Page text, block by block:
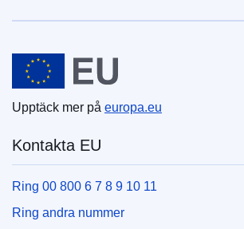
Europeiska unionen
Upptäck mer på europa.eu
Kontakta EU
Ring 00 800 6 7 8 9 10 11
Ring andra nummer